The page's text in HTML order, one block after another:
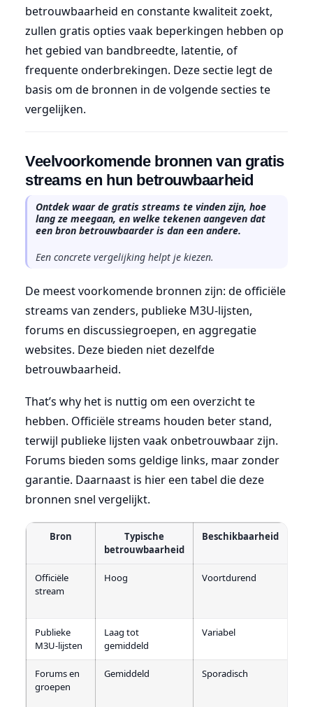
betrouwbaarheid en constante kwaliteit zoekt,
zullen gratis opties vaak beperkingen hebben op
het gebied van bandbreedte, latentie, of
frequente onderbrekingen. Deze sectie legt de
basis om de bronnen in de volgende secties te
vergelijken.
Veelvoorkomende bronnen van gratis
streams en hun betrouwbaarheid
Ontdek waar de gratis streams te vinden zijn, hoe
lang ze meegaan, en welke tekenen aangeven dat
een bron betrouwbaarder is dan een andere.
Een concrete vergelijking helpt je kiezen.
De meest voorkomende bronnen zijn: de officiële
streams van zenders, publieke M3U-lijsten,
forums en discussiegroepen, en aggregatie
websites. Deze bieden niet dezelfde
betrouwbaarheid.
That’s why het is nuttig om een overzicht te
hebben. Officiële streams houden beter stand,
terwijl publieke lijsten vaak onbetrouwbaar zijn.
Forums bieden soms geldige links, maar zonder
garantie. Daarnaast is hier een tabel die deze
bronnen snel vergelijkt.
Bron
Typische
betrouwbaarheid
Beschikbaarheid
Officiële
stream
Hoog Voortdurend
Publieke
M3U-lijsten
Laag tot
gemiddeld
Variabel
Forums en
groepen
Gemiddeld Sporadisch